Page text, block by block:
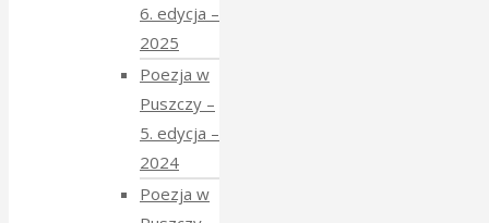
6. edycja –
2025
Poezja w
Puszczy –
5. edycja –
2024
Poezja w